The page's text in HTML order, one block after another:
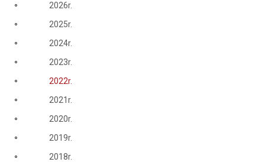
2026r.
2025r.
2024r.
2023r.
2022r.
2021r.
2020r.
2019r.
2018r.